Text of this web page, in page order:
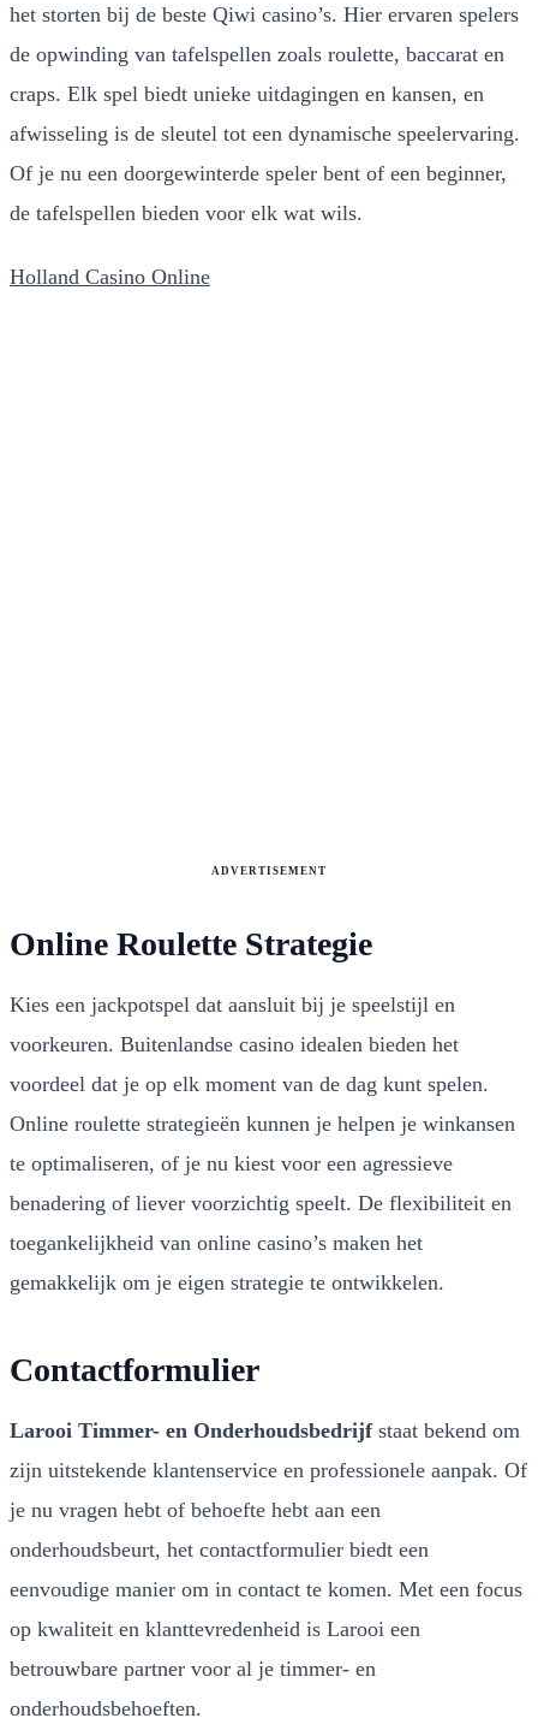
het storten bij de beste Qiwi casino’s. Hier ervaren spelers
de opwinding van tafelspellen zoals roulette, baccarat en
craps. Elk spel biedt unieke uitdagingen en kansen, en
afwisseling is de sleutel tot een dynamische speelervaring.
Of je nu een doorgewinterde speler bent of een beginner,
de tafelspellen bieden voor elk wat wils.
Holland Casino Online
ADVERTISEMENT
Online Roulette Strategie
Kies een jackpotspel dat aansluit bij je speelstijl en
voorkeuren. Buitenlandse casino idealen bieden het
voordeel dat je op elk moment van de dag kunt spelen.
Online roulette strategieën kunnen je helpen je winkansen
te optimaliseren, of je nu kiest voor een agressieve
benadering of liever voorzichtig speelt. De flexibiliteit en
toegankelijkheid van online casino’s maken het
gemakkelijk om je eigen strategie te ontwikkelen.
Contactformulier
Larooi Timmer- en Onderhoudsbedrijfstaat bekend om
zijn uitstekende klantenservice en professionele aanpak. Of
je nu vragen hebt of behoefte hebt aan een
onderhoudsbeurt, het contactformulier biedt een
eenvoudige manier om in contact te komen. Met een focus
op kwaliteit en klanttevredenheid is Larooi een
betrouwbare partner voor al je timmer- en
onderhoudsbehoeften.